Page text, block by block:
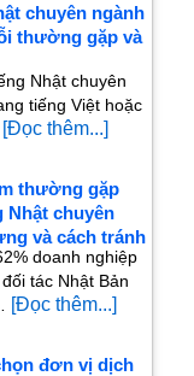
chuyên ngành
thường gặp và
Nhật chuyên
tiếng Việt hoặc
[Đọc thêm...]
thường gặp
Nhật chuyên
và cách tránh
doanh nghiệp
tác Nhật Bản
[Đọc thêm...]
đơn vị dịch